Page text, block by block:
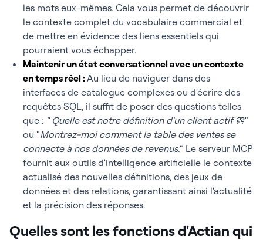
les mots eux-mêmes. Cela vous permet de découvrir
le contexte complet du vocabulaire commercial et
de mettre en évidence des liens essentiels qui
pourraient vous échapper.
Maintenir un état conversationnel avec un contexte
en temps réel :Au lieu de naviguer dans des
interfaces de catalogue complexes ou d'écrire des
requêtes SQL, il suffit de poser des questions telles
que : " Quelle est notre définition d'un client actif ??"
ou "Montrez-moi comment la table des ventes se
connecte à nos données de revenus." Le serveur MCP
fournit aux outils d'intelligence artificielle le contexte
actualisé des nouvelles définitions, des jeux de
données et des relations, garantissant ainsi l'actualité
et la précision des réponses.
Quelles sont les fonctions d'Actian qui